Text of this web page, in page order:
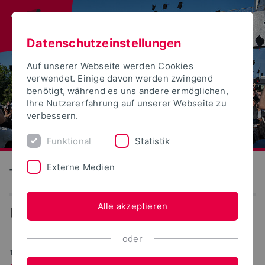
Technische Hochschule Ostwestfalen-Lippe
18.05.2026
Datenschutzeinstellungen
Auf unserer Webseite werden Cookies
verwendet. Einige davon werden zwingend
benötigt, während es uns andere ermöglichen,
Ihre Nutzererfahrung auf unserer Webseite zu
verbessern.
Funktional Statistik
Externe Medien
Alle akzeptieren
oder